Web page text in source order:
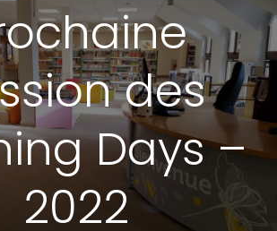
des
Days –
2022